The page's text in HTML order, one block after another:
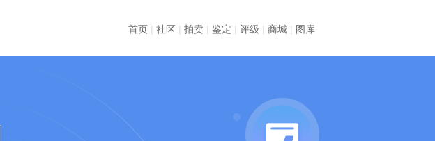
首页 | 社区 | 拍卖 | 鉴定 | 评级 | 商城 | 图库